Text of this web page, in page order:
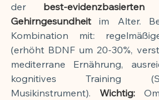
der best-
Gehirngesundheit im Alter.
Kombination mit:
(erhöht BDNF um 20-30%,
mediterrane Ernährung,
kognitives Training
Musikinstrument). Wichtig: